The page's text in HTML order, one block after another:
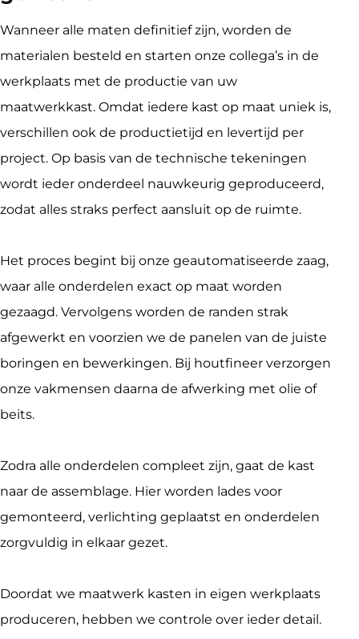
Wanneer alle maten definitief zijn, worden de
materialen besteld en starten onze collega’s in de
werkplaats met de productie van uw
maatwerkkast. Omdat iedere kast op maat uniek is,
verschillen ook de productietijd en levertijd per
project. Op basis van de technische tekeningen
wordt ieder onderdeel nauwkeurig geproduceerd,
zodat alles straks perfect aansluit op de ruimte.
Het proces begint bij onze geautomatiseerde zaag,
waar alle onderdelen exact op maat worden
gezaagd. Vervolgens worden de randen strak
afgewerkt en voorzien we de panelen van de juiste
boringen en bewerkingen. Bij houtfineer verzorgen
onze vakmensen daarna de afwerking met olie of
beits.
Zodra alle onderdelen compleet zijn, gaat de kast
naar de assemblage. Hier worden lades voor
gemonteerd, verlichting geplaatst en onderdelen
zorgvuldig in elkaar gezet.
Doordat we maatwerk kasten in eigen werkplaats
produceren, hebben we controle over ieder detail.